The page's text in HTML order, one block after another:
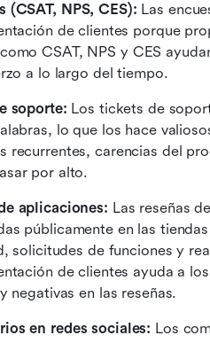
(CSAT, NPS, CES): Las
de clientes porque
CSAT, NPS y CES
a lo largo del tiempo.
soporte: Los tickets de
lo que los hace
recurrentes, carencias del
por alto.
aplicaciones: Las reseñas
públicamente en las
solicitudes de funciones y
de clientes ayuda a
negativas en las reseñas.
en redes sociales: Los